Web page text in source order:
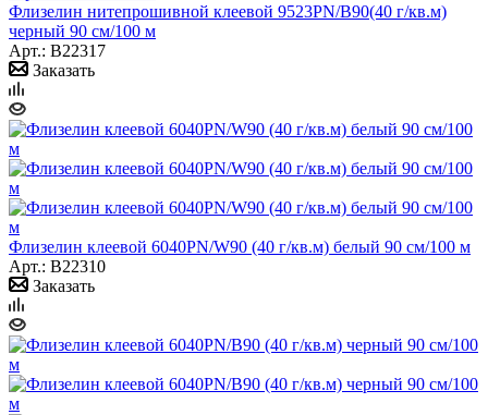
Флизелин нитепрошивной клеевой 9523PN/B90(40 г/кв.м)
черный 90 см/100 м
Арт.: B22317
Заказать
Флизелин клеевой 6040PN/W90 (40 г/кв.м) белый 90 см/100 м
Арт.: B22310
Заказать